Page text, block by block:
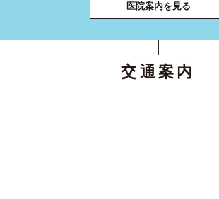
医院案内を見る
交通案内